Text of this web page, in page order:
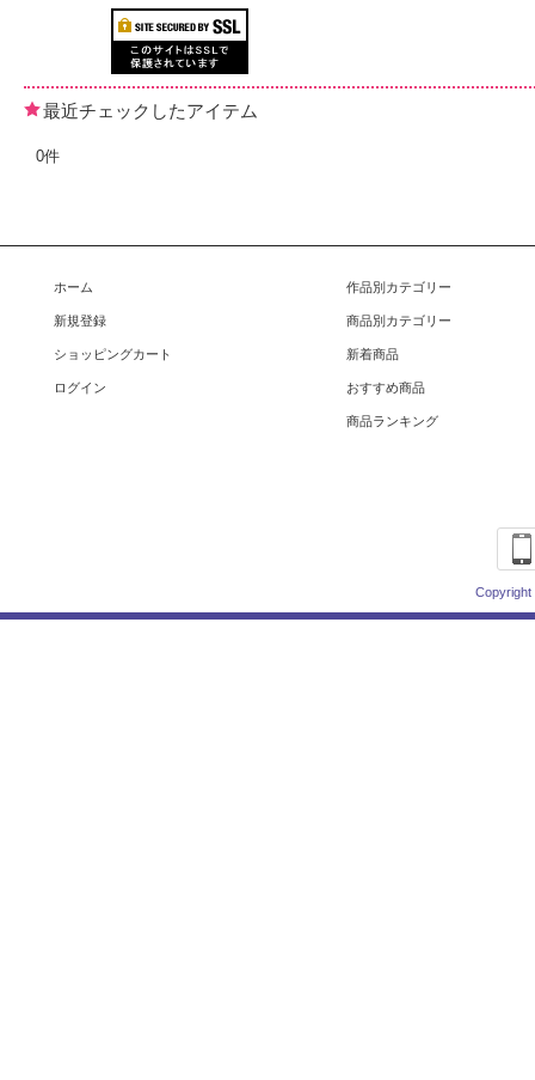
最近チェックしたアイテム
0件
ホーム
新規登録
ショッピングカート
ログイン
作品別カテゴリー
商品別カテゴリー
新着商品
おすすめ商品
商品ランキング
Copyright